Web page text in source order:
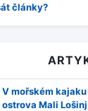
články?
V mořském
ostrova Mali Lošinj